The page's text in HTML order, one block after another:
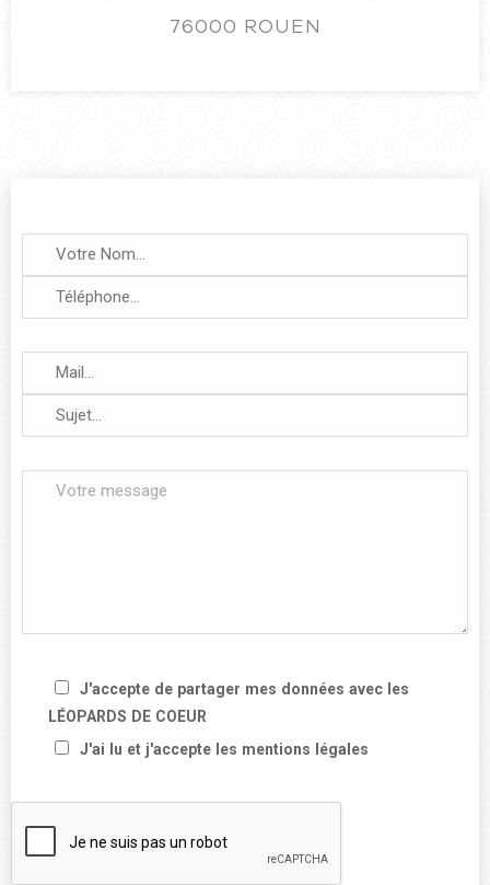
76000 ROUEN
J'accepte de partager mes données avec les
LÉOPARDS DE COEUR
J'ai lu et j'accepte les mentions légales